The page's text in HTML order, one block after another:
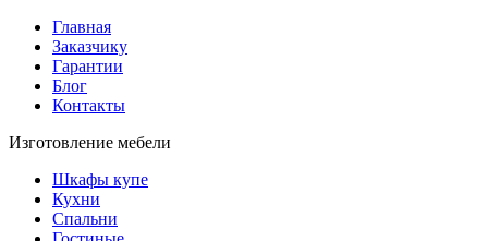
Главная
Заказчику
Гарантии
Блог
Контакты
Изготовление мебели
Шкафы купе
Кухни
Спальни